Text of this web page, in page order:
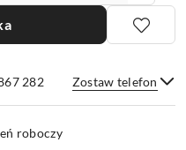
282 Zostaw telefon
roboczy